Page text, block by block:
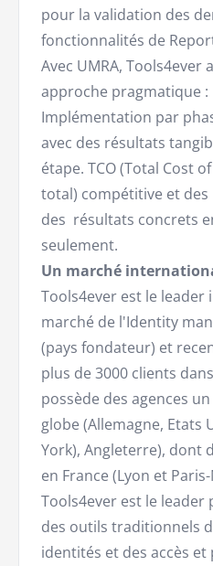
pour la validation des
fonctionnalités de
Avec UMRA, Tools4ever
approche pragmatique :
Implémentation par
avec des résultats
étape. TCO (Total Cost
total) compétitive et
des résultats concrets
seulement.
Un marché
Tools4ever est le leader
marché de l'Identity
(pays fondateur) et
plus de 3000 clients
possède des agences
globe (Allemagne, Etats
York), Angleterre), dont
en France (Lyon et
Tools4ever est le leader
des outils traditionnels
identités et des accès